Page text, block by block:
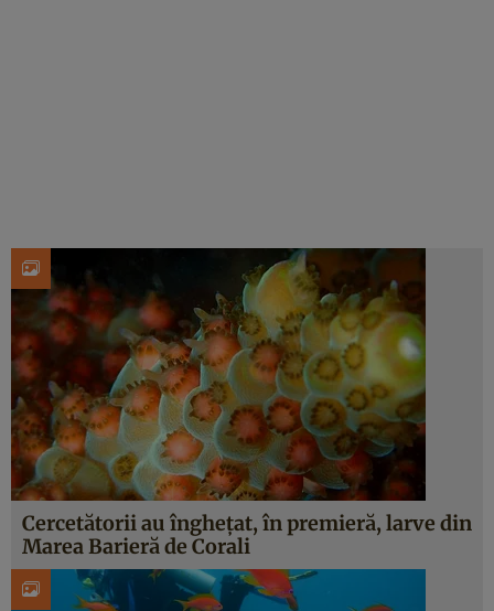
Cercetătorii au înghețat, în premieră, larve din
Marea Barieră de Corali